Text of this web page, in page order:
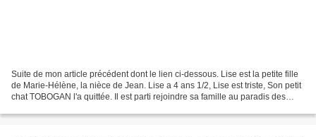
Suite de mon article précédent dont le lien ci-dessous. Lise est la petite fille
de Marie-Hélène, la nièce de Jean. Lise a 4 ans 1/2, Lise est triste, Son petit
chat TOBOGAN l'a quittée. Il est parti rejoindre sa famille au paradis des